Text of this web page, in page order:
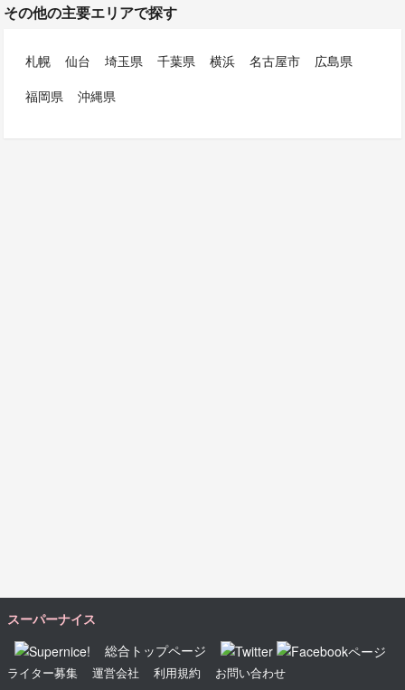
その他の主要エリアで探す
札幌 仙台 埼玉県 千葉県 横浜 名古屋市
広島県
福岡県
沖縄県
スーパーナイス
総合トップページ
ライター募集 運営会社 利用規約 お問い合わせ